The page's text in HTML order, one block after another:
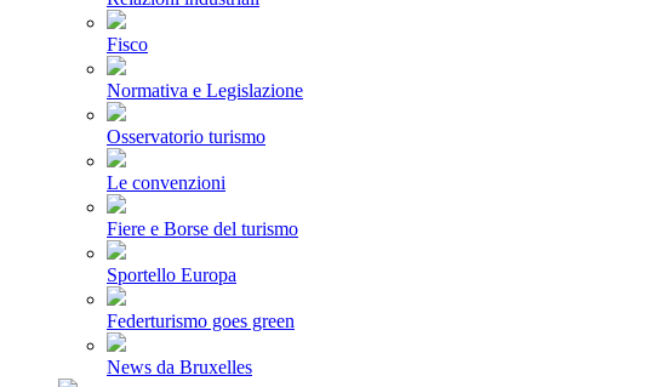
Fisco
Normativa e Legislazione
Osservatorio turismo
Le convenzioni
Fiere e Borse del turismo
Sportello Europa
Federturismo goes green
News da Bruxelles